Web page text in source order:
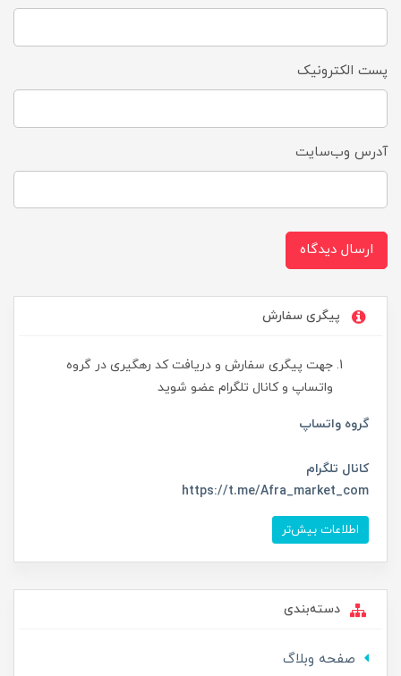
پست الکترونیک
آدرس وب‌سایت
ارسال دیدگاه
پیگری سفارش
جهت پیگری سفارش و دریافت کد رهگیری در گروه
واتساپ و کانال تلگرام عضو شوید
گروه واتساپ
کانال تلگرام
https://t.me/Afra_market_com
اطلاعات بیش‌تر
دسته‌بندی
صفحه وبلاگ